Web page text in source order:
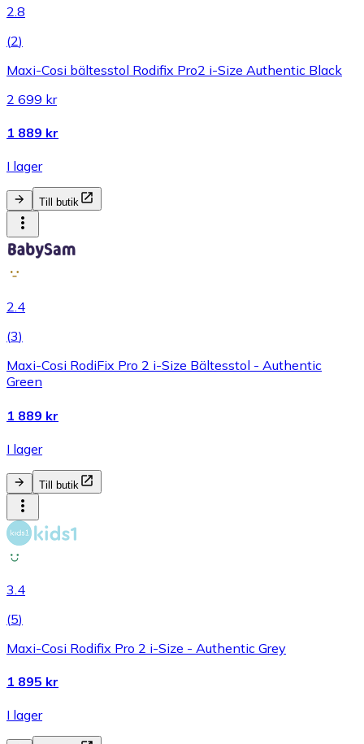
2.8
(2)
Maxi-Cosi bältesstol Rodifix Pro2 i-Size Authentic Black
2 699 kr
1 889 kr
I lager
Till butik
2.4
(3)
Maxi-Cosi RodiFix Pro 2 i-Size Bältesstol - Authentic
Green
1 889 kr
I lager
Till butik
3.4
(5)
Maxi-Cosi Rodifix Pro 2 i-Size - Authentic Grey
1 895 kr
I lager